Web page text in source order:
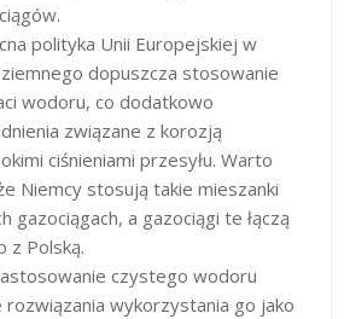
polityka Unii Europejskiej w
dopuszcza stosowanie
wodoru, co dodatkowo
związane z korozją
ciśnieniami przesyłu. Warto
Niemcy stosują takie mieszanki
gazociągach, a gazociągi te łączą
z Polską.
czystego wodoru
wykorzystania go jako